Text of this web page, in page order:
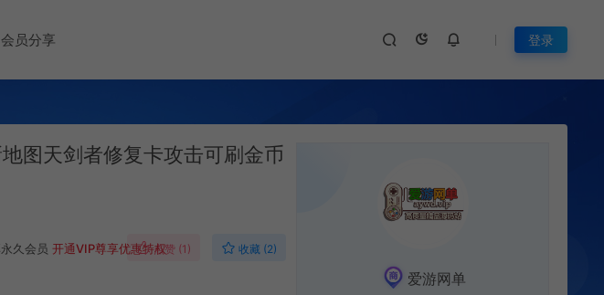
会员分享 登录
图天剑者修复卡攻击可刷金币
久会员 开通VIP尊享优惠特权点赞 (1 ) 收藏 (2)
爱游网单